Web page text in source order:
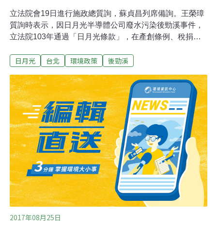
立法院會19日進行施政總質詢，蘇貞昌列席備詢。王榮璋
質詢時表示，因日月光半導體公司廢水污染後勁溪事件，
立法院103年通過「日月光條款」，在產創條例、稅捐稽
工、食安相關法律，情節重大者，將不得申請獎勵跟補
指出，但日月光條款上路四年來，僅經濟部通報三件案
件，環保署、勞動部跟衛福部都沒有通報案件，各部會認
定情節重大的標準也不一致。蘇貞昌答詢表示，他來當行
政院長，不管細節，但要表示態度跟決心。立這個法的目
的，是受獎勵補助的大公司不應該違反環保、勞動跟衛生
相關法令，什麼是「情節重大」，應該要認定快一點、標
準一致一點。蘇貞昌說，「該罰就罰，該要回的錢就要回
來」，要告訴相關業者，政府很認真執法，讓這些企業不
敢輕忽，也不要讓企業誤以為政府不敢執法。
日月光 台北 環境政策 後勁溪
2017年08月25日